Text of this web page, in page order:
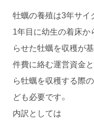
牡蠣の養殖は3年サイ
1年目に幼生の着床か
らせた牡蠣を収穫が
件費に絡む運営資金
ら牡蠣を収穫する際
ども必要です。
内訳としては